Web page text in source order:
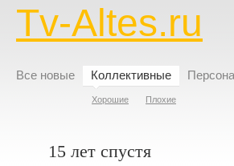
Tv-Altes.ru
Все новые Коллективные
Хорошие Плохие
15 лет спустя